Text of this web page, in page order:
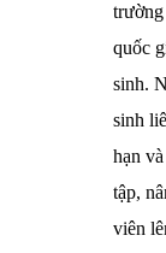
trường
quốc
sinh.
sinh
hạn
tập,
viên